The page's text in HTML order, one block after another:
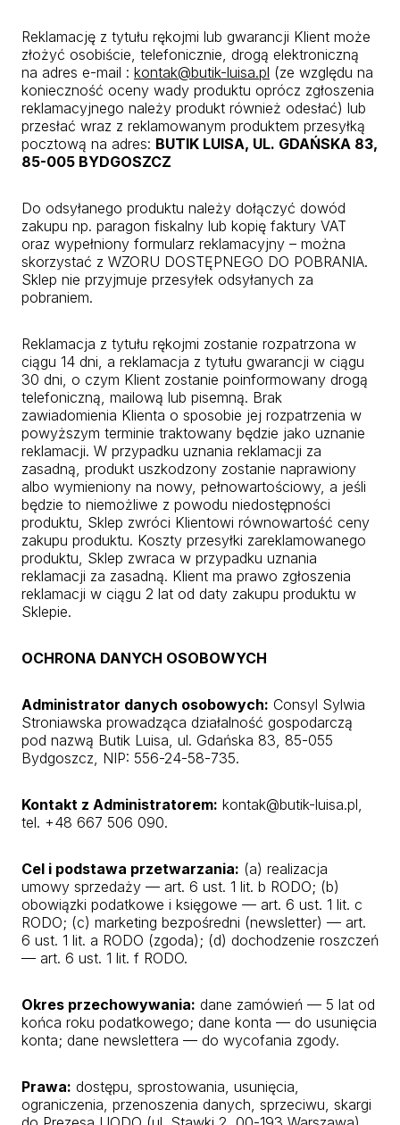
Reklamację z tytułu rękojmi lub gwarancji Klient może
złożyć osobiście, telefonicznie, drogą elektroniczną
na adres e-mail : kontak@butik-luisa.pl (ze względu na
konieczność oceny wady produktu oprócz zgłoszenia
reklamacyjnego należy produkt również odesłać) lub
przesłać wraz z reklamowanym produktem przesyłką
pocztową na adres: BUTIK LUISA, UL. GDAŃSKA 83,
85-005 BYDGOSZCZ
Do odsyłanego produktu należy dołączyć dowód
zakupu np. paragon fiskalny lub kopię faktury VAT
oraz wypełniony formularz reklamacyjny – można
skorzystać z WZORU DOSTĘPNEGO DO POBRANIA.
Sklep nie przyjmuje przesyłek odsyłanych za
pobraniem.
Reklamacja z tytułu rękojmi zostanie rozpatrzona w
ciągu 14 dni, a reklamacja z tytułu gwarancji w ciągu
30 dni, o czym Klient zostanie poinformowany drogą
telefoniczną, mailową lub pisemną. Brak
zawiadomienia Klienta o sposobie jej rozpatrzenia w
powyższym terminie traktowany będzie jako uznanie
reklamacji. W przypadku uznania reklamacji za
zasadną, produkt uszkodzony zostanie naprawiony
albo wymieniony na nowy, pełnowartościowy, a jeśli
będzie to niemożliwe z powodu niedostępności
produktu, Sklep zwróci Klientowi równowartość ceny
zakupu produktu. Koszty przesyłki zareklamowanego
produktu, Sklep zwraca w przypadku uznania
reklamacji za zasadną. Klient ma prawo zgłoszenia
reklamacji w ciągu 2 lat od daty zakupu produktu w
Sklepie.
OCHRONA DANYCH OSOBOWYCH
Administrator danych osobowych: Consyl Sylwia
Stroniawska prowadząca działalność gospodarczą
pod nazwą Butik Luisa, ul. Gdańska 83, 85-055
Bydgoszcz, NIP: 556-24-58-735.
Kontakt z Administratorem: kontak@butik-luisa.pl,
tel. +48 667 506 090.
Cel i podstawa przetwarzania: (a) realizacja
umowy sprzedaży — art. 6 ust. 1 lit. b RODO; (b)
obowiązki podatkowe i księgowe — art. 6 ust. 1 lit. c
RODO; (c) marketing bezpośredni (newsletter) — art.
6 ust. 1 lit. a RODO (zgoda); (d) dochodzenie roszczeń
— art. 6 ust. 1 lit. f RODO.
Okres przechowywania: dane zamówień — 5 lat od
końca roku podatkowego; dane konta — do usunięcia
konta; dane newslettera — do wycofania zgody.
Prawa: dostępu, sprostowania, usunięcia,
ograniczenia, przenoszenia danych, sprzeciwu, skargi